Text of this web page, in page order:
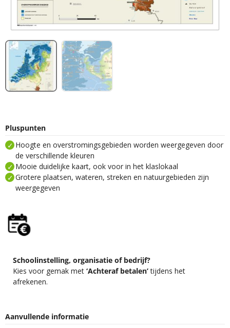
Pluspunten
Hoogte en overstromingsgebieden worden weergegeven door
de verschillende kleuren
Mooie duidelijke kaart, ook voor in het klaslokaal
Grotere plaatsen, wateren, streken en natuurgebieden zijn
weergegeven
Schoolinstelling, organisatie of bedrijf?
Kies voor gemak met ‘Achteraf betalen’tijdens het
afrekenen.
Aanvullende informatie